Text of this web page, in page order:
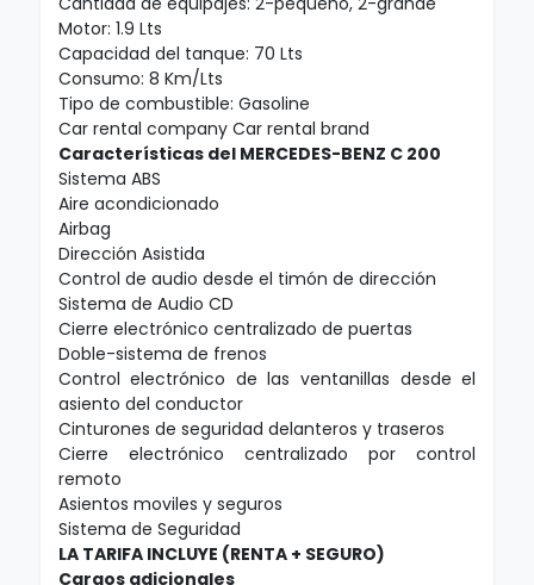
Motor: 1.9 Lts
Capacidad del tanque: 70 Lts
Consumo: 8 Km/Lts
Tipo de combustible: Gasoline
Car rental company Car rental brand
Características del MERCEDES-BENZ C 200
Sistema ABS
Aire acondicionado
Airbag
Dirección Asistida
Control de audio desde el timón de dirección
Sistema de Audio CD
Cierre electrónico centralizado de puertas
Doble-sistema de frenos
Control electrónico de las ventanillas desde el
asiento del conductor
Cinturones de seguridad delanteros y traseros
Cierre electrónico centralizado por control
remoto
Asientos moviles y seguros
Sistema de Seguridad
LA TARIFA INCLUYE (RENTA + SEGURO)
Cargos adicionales